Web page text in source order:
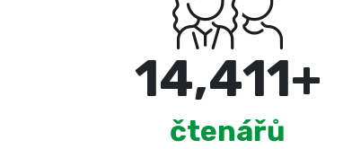
15,000+
čtenářů